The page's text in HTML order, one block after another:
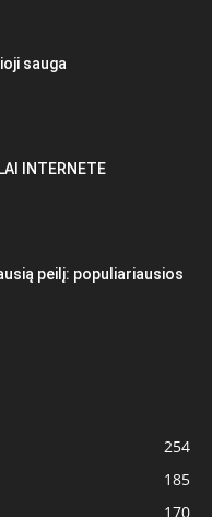
sauga
INTERNETE
peilį: populiariausios
254
185
170